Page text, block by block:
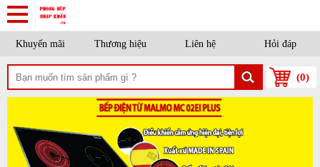
Khuyến mãi Thương hiệu Liên hệ Hỏi đáp
(0)